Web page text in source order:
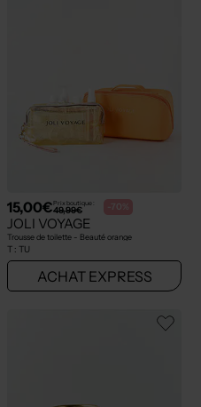
15,00€Prix boutique :
49,99€ -70%
JOLI VOYAGE
Trousse de toilette - Beauté orange
T : TU
ACHAT EXPRESS